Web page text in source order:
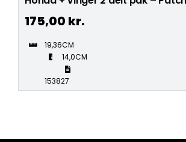
175,00 kr.
19,36CM
14,0CM
153827